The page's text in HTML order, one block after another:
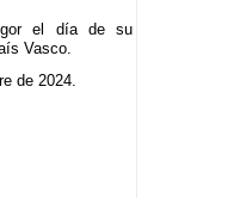
el día de su
Vasco.
de 2024.